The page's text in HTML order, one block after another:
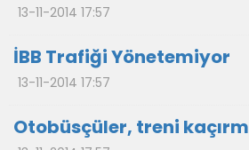
13-11-2014 17:57
İBB Trafiği Yönetemiyor
13-11-2014 17:57
Otobüsçüler, treni